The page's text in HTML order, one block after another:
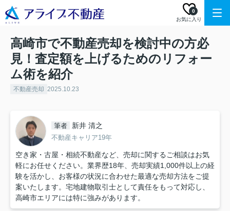
お気に入り
0
高崎市で不動産売却を検討中の方必
見！査定額を上げるためのリフォー
ム術を紹介
不動産売却 2025.10.23
筆者 新井 清之
不動産キャリア19年
空き家・古屋・相続不動産など、売却に関するご相談はお気
軽にお任せください。業界歴18年、売却実績1,000件以上の経
験を活かし、お客様の状況に合わせた最適な売却方法をご提
案いたします。宅地建物取引士として責任をもって対応し、
高崎市エリアには特に強みがあります。